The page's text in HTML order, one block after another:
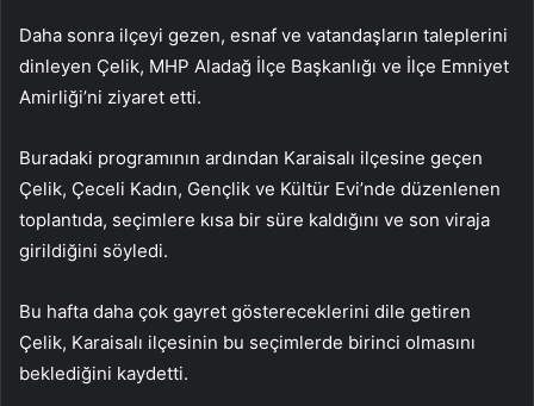
Daha sonra ilçeyi gezen, esnaf ve vatandaşların taleplerini
dinleyen Çelik, MHP Aladağ İlçe Başkanlığı ve İlçe Emniyet
Amirliği’ni ziyaret etti.
Buradaki programının ardından Karaisalı ilçesine geçen
Çelik, Çeceli Kadın, Gençlik ve Kültür Evi’nde düzenlenen
toplantıda, seçimlere kısa bir süre kaldığını ve son viraja
girildiğini söyledi.
Bu hafta daha çok gayret göstereceklerini dile getiren
Çelik, Karaisalı ilçesinin bu seçimlerde birinci olmasını
beklediğini kaydetti.